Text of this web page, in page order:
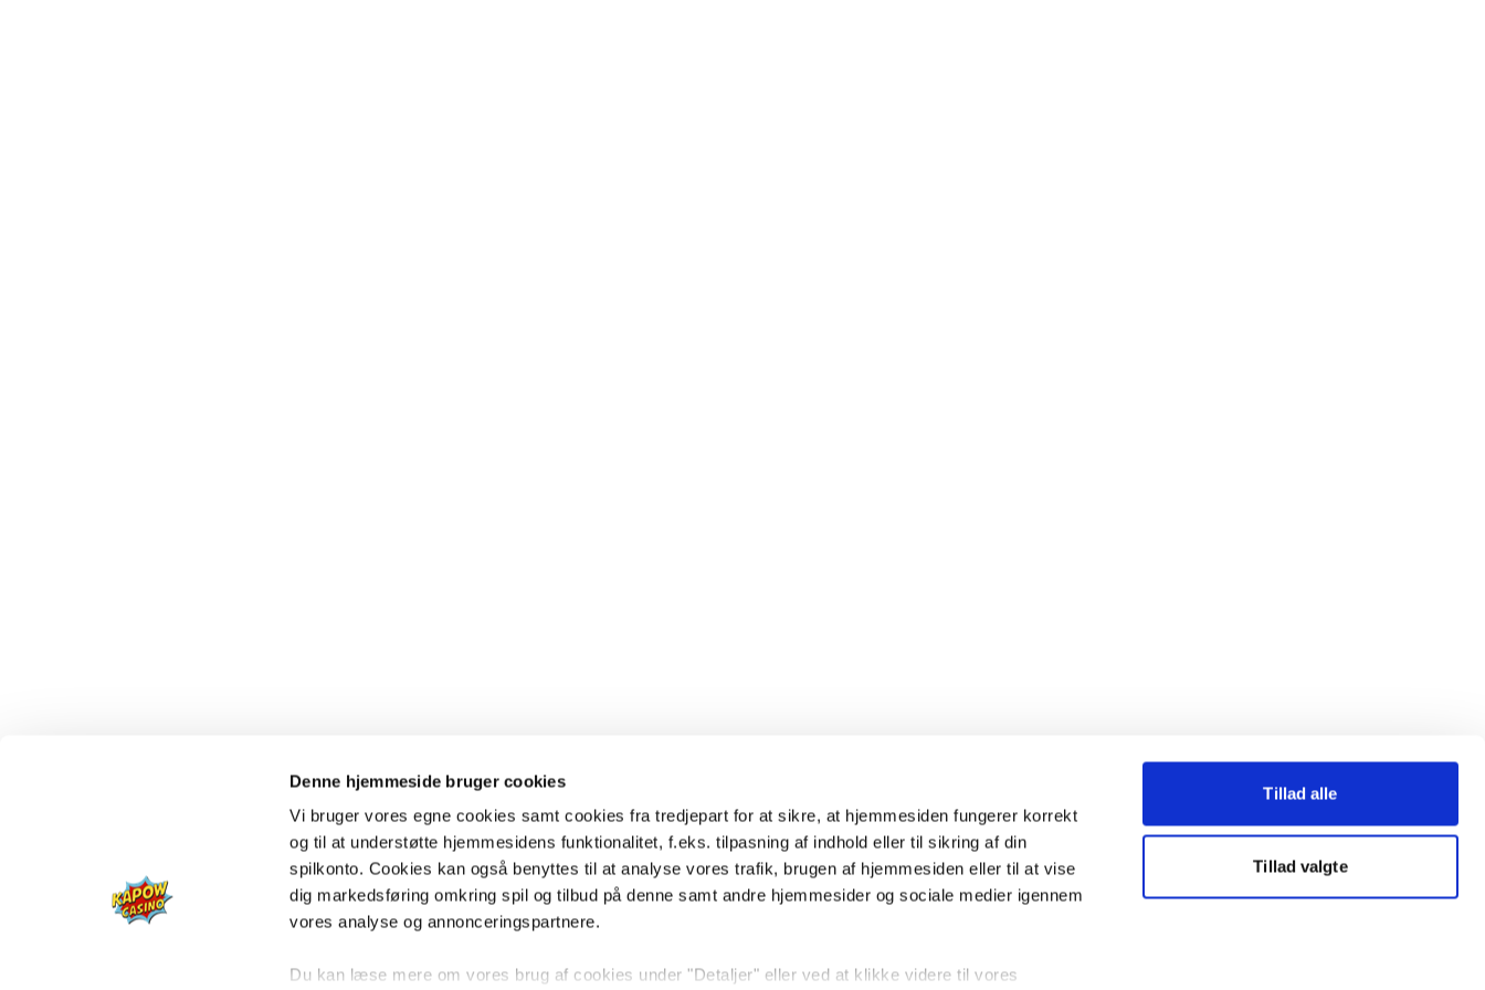
Denne hjemmeside bruger cookies
Vi bruger vores egne cookies samt cookies fra tredjepart for at sikre, at hjemmesiden fungerer korrekt
og til at understøtte hjemmesidens funktionalitet, f.eks. tilpasning af indhold eller til sikring af din
spilkonto. Cookies kan også benyttes til at analyse vores trafik, brugen af hjemmesiden eller til at vise
dig markedsføring omkring spil og tilbud på denne samt andre hjemmesider og sociale medier igennem
vores analyse og annonceringspartnere.
Du kan læse mere om vores brug af cookies under "Detaljer" eller ved at klikke videre til vores
Tillad alle
Tillad valgte